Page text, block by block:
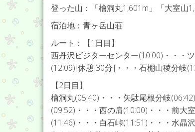
登った山：「檜洞丸1,601m」「大室山
宿泊地：青ヶ岳山荘
ルート：【1日目】
西丹沢ビジターセンター(10:00)・・・
(12:09)[休憩 30分]・・・石棚山稜分岐
【2日目】
檜洞丸(05:40)・・・矢駄尾根分岐
(09:52)・・・西の肩(10:00)・・・前大
(11:46)・・・白石峠(11:51)・・・水晶